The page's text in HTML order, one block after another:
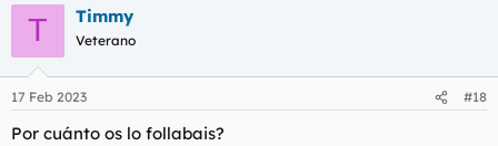
T Timmy
Veterano
17 Feb 2023 #18
Por cuánto os lo follabais?